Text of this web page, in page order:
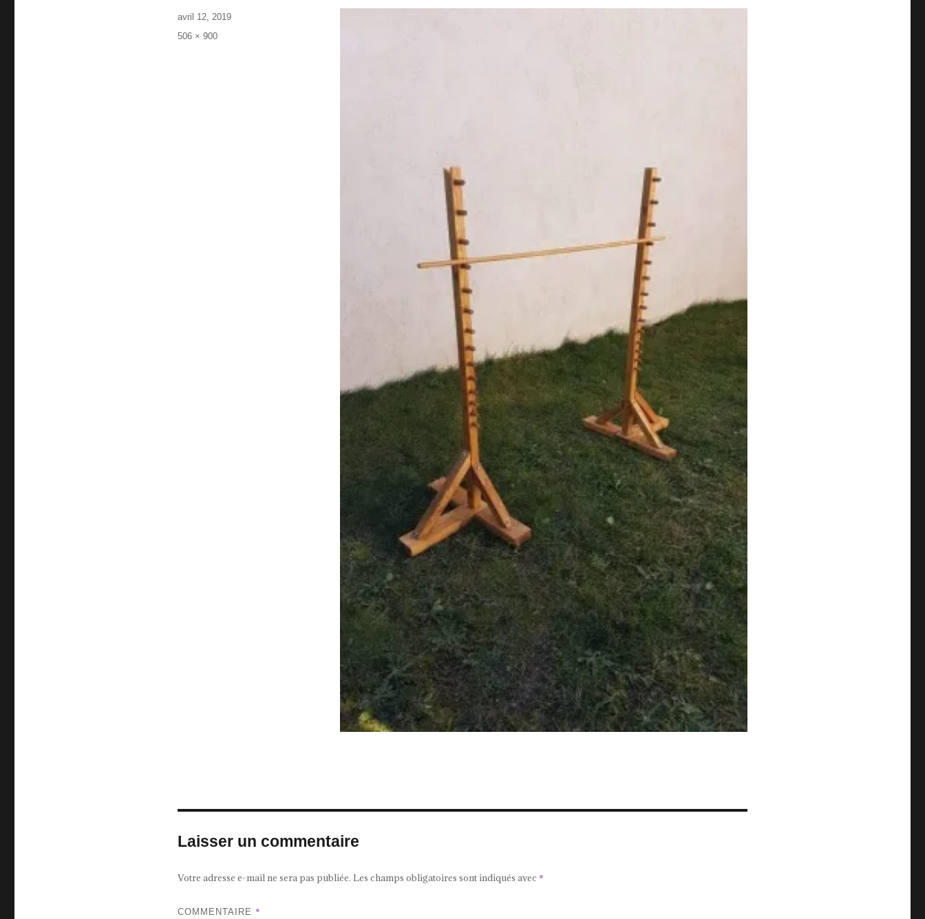
Publié
le
avril 12, 2019
Taille
506 × 900
Laisser un commentaire
Votre adresse e-mail ne sera pas publiée. Les champs obligatoires sont indiqués avec *
COMMENTAIRE *